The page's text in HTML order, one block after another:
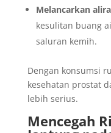
Melancarkan
kesulitan buang
saluran kemih.
Dengan konsumsi
kesehatan prostat
lebih serius.
Mencegah